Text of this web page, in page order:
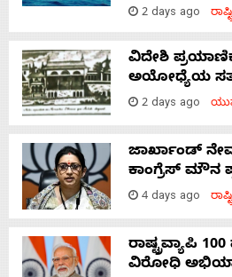
2 days ago
ವಿದೇಶಿ
ಅಯೋಧ್ಯೆಯ
2 days ago
ಜಾರ್ಖಾಂಡ್‌
ಕಾಂಗ್ರೆಸ್‌ ಮೌನ
4 days ago
ರಾಷ್ಟ್ರವ್ಯಾಪಿ
ವಿರೋಧಿ